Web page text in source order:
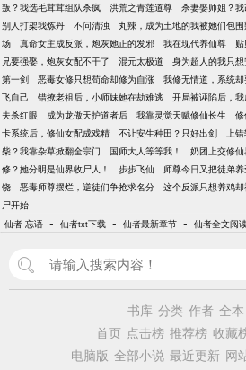
叛？我选毛茸茸组队杀疯
洪荒之青莲道尊 杀妻娶师姐？
别人打架我炼丹
不问清浊 丸辣，成为土地的我被她们包围
场
真命女主成反派，炮灰她正的发邪 我在现代养仙尊
兄要强娶，炮灰女配不干了
混元太极道 身为超人的我只
第一剑
恶毒女修只想苟命却修为自涨 我修无情道，系统
飞自己
错撩老祖后，小师妹她在劫难逃 开局被诬陷后，
夫杀红眼
成为龙傲天护道者后 我靠灵觉天赋修仙长生 修
卡系统后，修仙女配成戏精
不让安生种田？只好出剑 上
柴？我靠杂草掀翻全宗门
国师大人等等我！ 奶团上交修
修？她分明是仙界收尸人！
步步飞仙 师尊今日又把徒弟养
饶
恶毒师尊摆烂，逆徒们争抢求名分 这个反派只想养鸡
尸开始
仙者 忘语 - 仙者txt下载 - 仙者最新章节 - 仙者全文阅
书库 分类 作者 全本
首页 点击榜 推荐榜 收藏
电脑版 全部小说 最近更新 网